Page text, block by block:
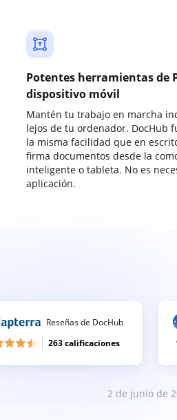
Potentes herramientas de
dispositivo móvil
Mantén tu trabajo en marcha
lejos de tu ordenador. DocHub
la misma facilidad que en
firma documentos desde la
inteligente o tableta. No es
aplicación.
Reseñas de DocHub
263 calificaciones
2 de junio de